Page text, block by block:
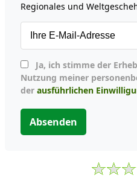
Regionales und
Nutzung meiner
der ausführlichen
Absenden